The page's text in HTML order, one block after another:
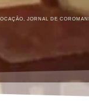
,JORNAL DE